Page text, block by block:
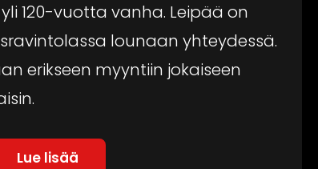
120-vuotta vanha. Leipää on
lounaan yhteydessä.
erikseen myyntiin jokaiseen
Lue lisää